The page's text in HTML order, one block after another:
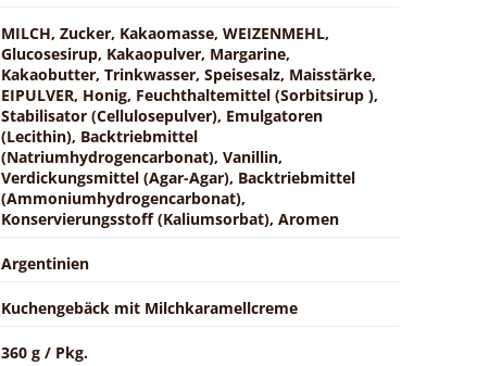
MILCH, Zucker, Kakaomasse, WEIZENMEHL,
Glucosesirup, Kakaopulver, Margarine,
Kakaobutter, Trinkwasser, Speisesalz, Maisstärke,
EIPULVER, Honig, Feuchthaltemittel (Sorbitsirup ),
Stabilisator (Cellulosepulver), Emulgatoren
(Lecithin), Backtriebmittel
(Natriumhydrogencarbonat), Vanillin,
Verdickungsmittel (Agar-Agar), Backtriebmittel
(Ammoniumhydrogencarbonat),
Konservierungsstoff (Kaliumsorbat), Aromen
Argentinien
Kuchengebäck mit Milchkaramellcreme
360 g / Pkg.